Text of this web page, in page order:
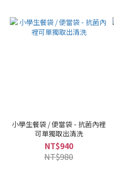
小學生餐袋 / 便當袋 - 抗菌內裡
可單獨取出清洗
NT$940
NT$980